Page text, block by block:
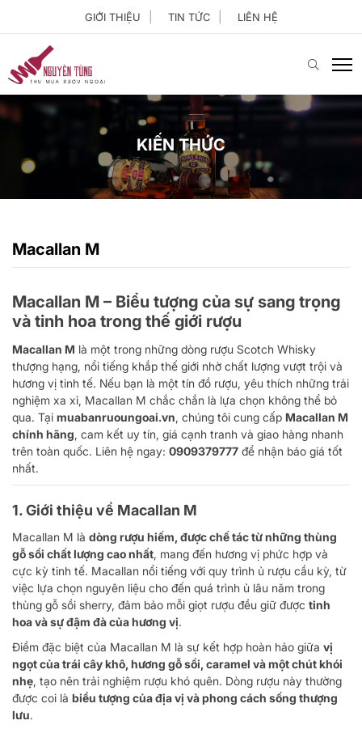
GIỚI THIỆU TIN TỨC LIÊN HỆ
KIẾN THỨC
Macallan M
Macallan M – Biểu tượng của sự sang trọng
và tinh hoa trong thế giới rượu
Macallan M là một trong những dòng rượu Scotch Whisky
thượng hạng, nổi tiếng khắp thế giới nhờ chất lượng vượt trội và
hương vị tinh tế. Nếu bạn là một tín đồ rượu, yêu thích những trải
nghiệm xa xỉ, Macallan M chắc chắn là lựa chọn không thể bỏ
qua. Tại muabanruoungoai.vn, chúng tôi cung cấp Macallan M
chính hãng, cam kết uy tín, giá cạnh tranh và giao hàng nhanh
trên toàn quốc. Liên hệ ngay: 0909379777 để nhận báo giá tốt
nhất.
1. Giới thiệu về Macallan M
Macallan M là dòng rượu hiếm, được chế tác từ những thùng
gỗ sồi chất lượng cao nhất, mang đến hương vị phức hợp và
cực kỳ tinh tế. Macallan nổi tiếng với quy trình ủ rượu cầu kỳ, từ
việc lựa chọn nguyên liệu cho đến quá trình ủ lâu năm trong
thùng gỗ sồi sherry, đảm bảo mỗi giọt rượu đều giữ được tinh
hoa và sự đậm đà của hương vị.
Điểm đặc biệt của Macallan M là sự kết hợp hoàn hảo giữa vị
ngọt của trái cây khô, hương gỗ sồi, caramel và một chút khói
nhẹ, tạo nên trải nghiệm rượu khó quên. Dòng rượu này thường
được coi là biểu tượng của địa vị và phong cách sống thượng
lưu.